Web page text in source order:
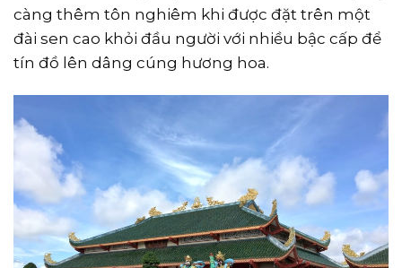
càng thêm tôn nghiêm khi được đặt trên một
đài sen cao khỏi đầu người với nhiều bậc cấp để
tín đồ lên dâng cúng hương hoa.